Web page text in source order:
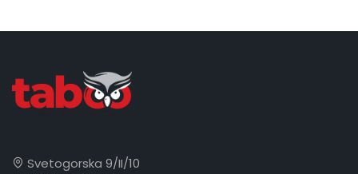
Svetogorska 9/II/10